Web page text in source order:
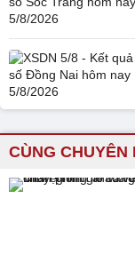
CÙNG CHUYÊN